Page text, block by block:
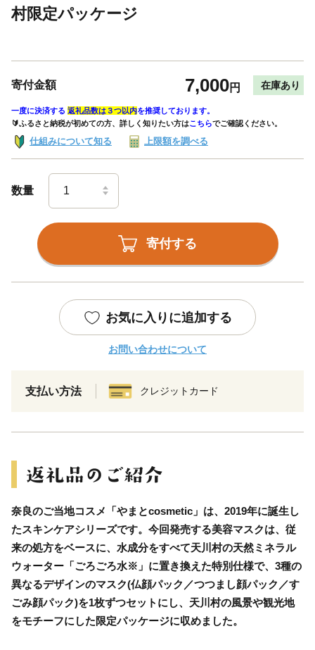
村限定パッケージ
寄付金額 7,000円 在庫あり
一度に決済する 返礼品数は３つ以内を推奨しております。
🔰ふるさと納税が初めての方、詳しく知りたい方はこちらでご確認ください。
仕組みについて知る 上限額を調べる
数量
寄付する
お気に入りに追加する
お問い合わせについて
支払い方法 クレジットカード
奈良のご当地コスメ「やまとcosmetic」は、2019年に誕生し
たスキンケアシリーズです。今回発売する美容マスクは、従
来の処方をベースに、水成分をすべて天川村の天然ミネラル
ウォーター「ごろごろ水※」に置き換えた特別仕様で、3種の
異なるデザインのマスク(仏顔パック／つつまし顔パック／す
ごみ顔パック)を1枚ずつセットにし、天川村の風景や観光地
をモチーフにした限定パッケージに収めました。